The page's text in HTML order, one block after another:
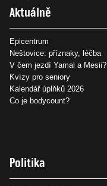
Aktuálně
Epicentrum
Neštovice: příznaky, léčba
V čem jezdí Yamal a Mesii?
Kvízy pro seniory
Kalendář úplňků 2026
Co je bodycount?
Politika